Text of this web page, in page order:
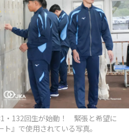
・132回生が始動！ 緊張と希望に
』で使用されている写真。